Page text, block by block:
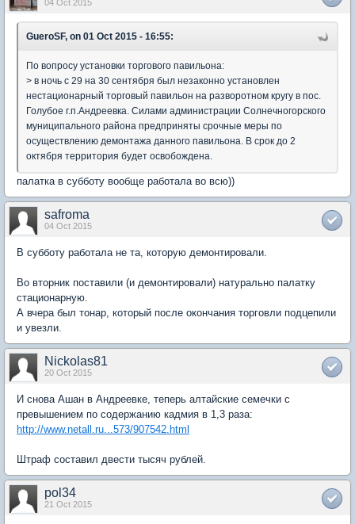
04 Oct 2015
GueroSF, on 01 Oct 2015 - 16:55:
По вопросу установки торгового павильона:
> в ночь с 29 на 30 сентября был незаконно установлен
нестационарный торговый павильон на разворотном кругу в пос.
Голубое г.п.Андреевка. Силами администрации Солнечногорского
муниципального района предприняты срочные меры по
осуществлению демонтажа данного павильона. В срок до 2
октября территория будет освобождена.
палатка в субботу вообще работала во всю))
safroma
04 Oct 2015
В субботу работала не та, которую демонтировали.
Во вторник поставили (и демонтировали) натурально палатку
стационарную.
А вчера был тонар, который после окончания торговли подцепили
и увезли.
Nickolas81
20 Oct 2015
И снова Ашан в Андреевке, теперь алтайские семечки с
превышением по содержанию кадмия в 1,3 раза:
http://www.netall.ru...573/907542.html
Штраф составил двести тысяч рублей.
pol34
21 Oct 2015